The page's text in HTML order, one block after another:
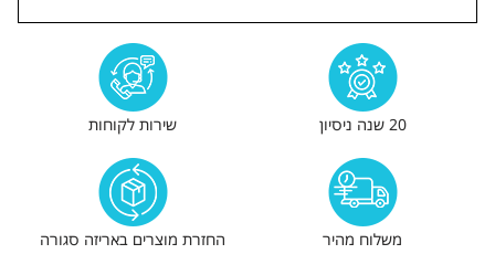
20 שנה ניסיון שירות לקוחות
משלוח מהיר החזרת מוצרים באריזה סגורה